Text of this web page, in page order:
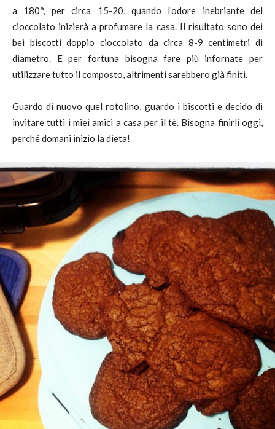
a 180°, per circa 15-20, quando l’odore inebriante del
cioccolato inizierà a profumare la casa. Il risultato sono dei
bei biscotti doppio cioccolato da circa 8-9 centimetri di
diametro. E per fortuna bisogna fare più infornate per
utilizzare tutto il composto, altrimenti sarebbero già finiti.
Guardo di nuovo quel rotolino, guardo i biscotti e decido di
invitare tutti i miei amici a casa per il tè. Bisogna finirli oggi,
perché domani inizio la dieta!